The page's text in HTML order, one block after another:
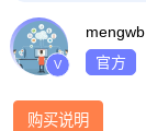
V
mengwb
官方
购买说明